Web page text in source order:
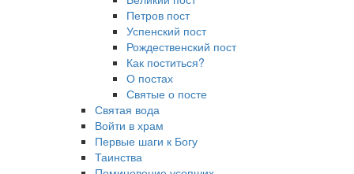
Петров пост
Успенский пост
Рождественский пост
Как поститься?
О постах
Святые о посте
Святая вода
Войти в храм
Первые шаги к Богу
Таинства